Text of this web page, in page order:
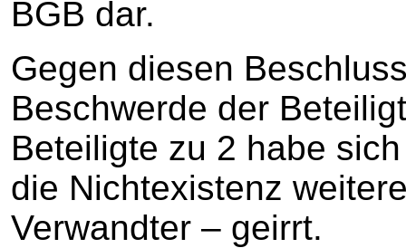
BGB dar.
Gegen diesen
Beschwerde der
Beteiligte zu 2 habe
die Nichtexistenz
Verwandter – geirrt.